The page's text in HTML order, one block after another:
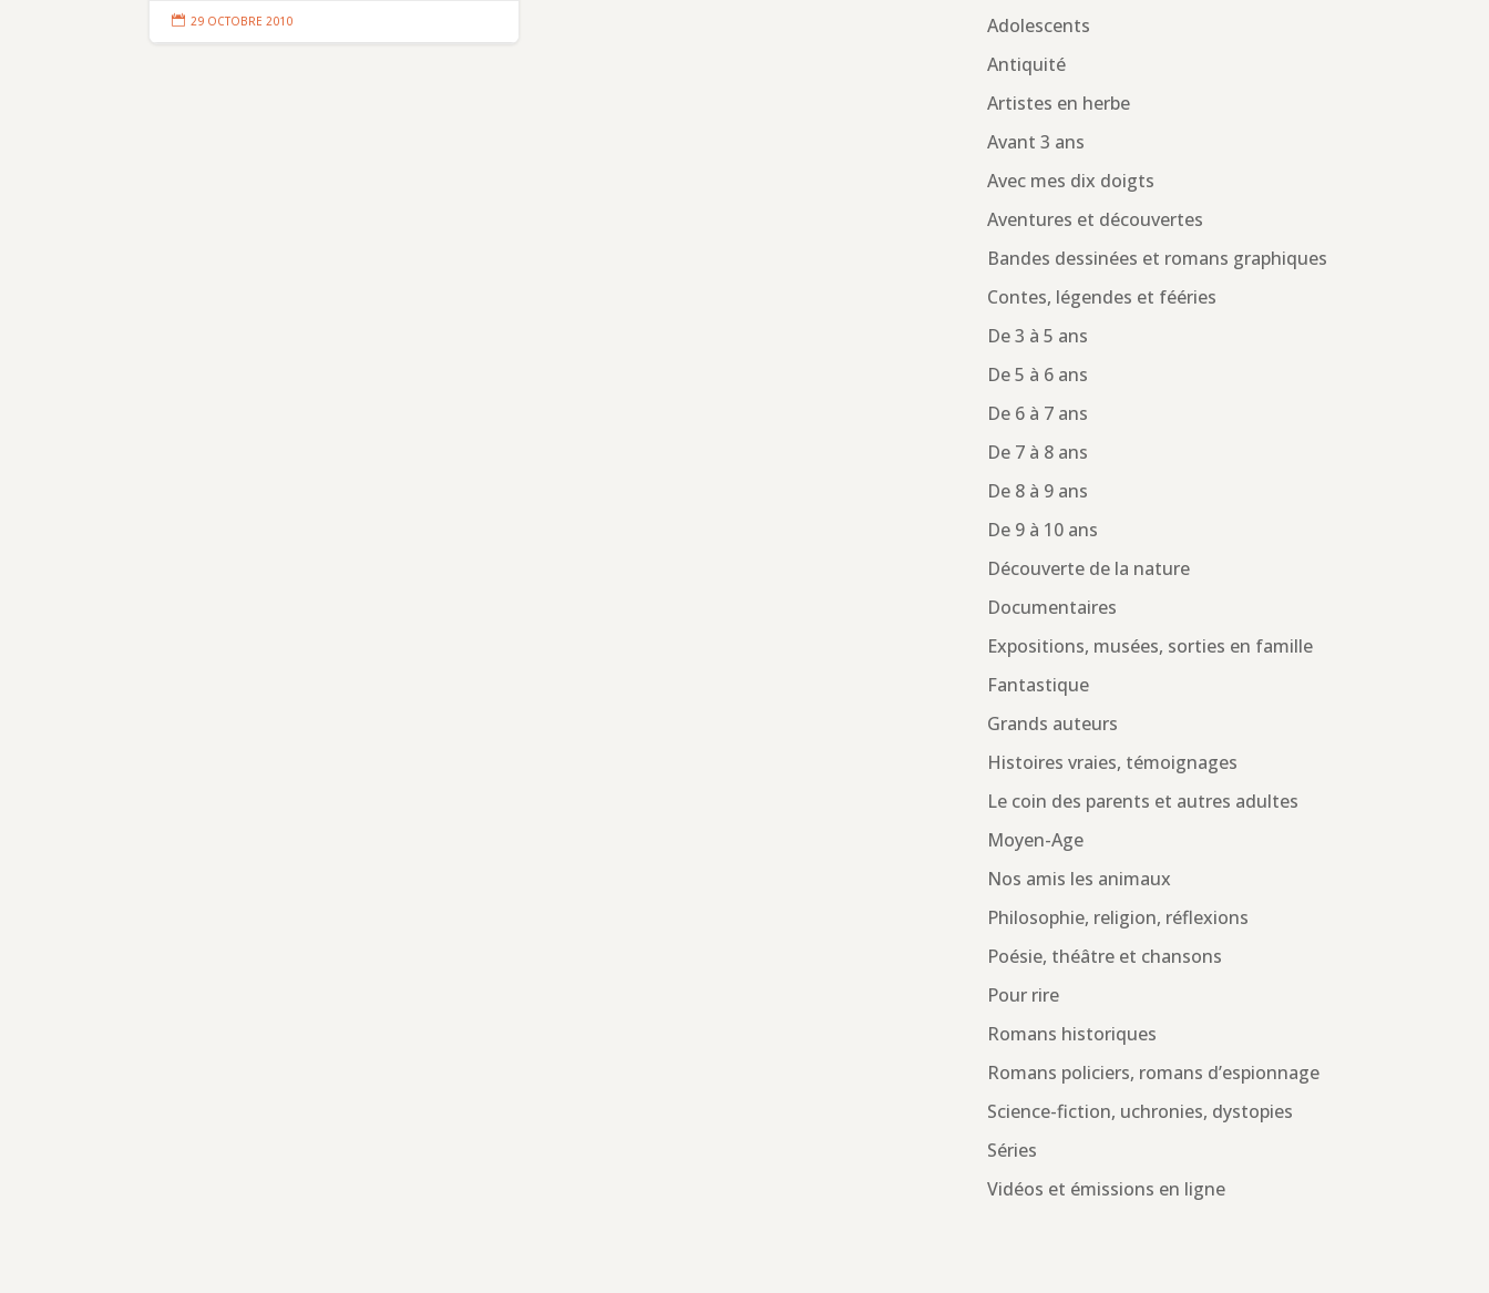
 29 OCTOBRE 2010
Adolescents
Antiquité
Artistes en herbe
Avant 3 ans
Avec mes dix doigts
Aventures et découvertes
Bandes dessinées et romans graphiques
Contes, légendes et fééries
De 3 à 5 ans
De 5 à 6 ans
De 6 à 7 ans
De 7 à 8 ans
De 8 à 9 ans
De 9 à 10 ans
Découverte de la nature
Documentaires
Expositions, musées, sorties en famille
Fantastique
Grands auteurs
Histoires vraies, témoignages
Le coin des parents et autres adultes
Moyen-Age
Nos amis les animaux
Philosophie, religion, réflexions
Poésie, théâtre et chansons
Pour rire
Romans historiques
Romans policiers, romans d’espionnage
Science-fiction, uchronies, dystopies
Séries
Vidéos et émissions en ligne